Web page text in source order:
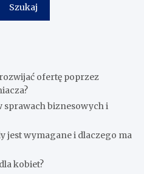
Szukaj
ofertę poprzez
sprawach biznesowych i
jest wymagane i dlaczego ma
kobiet?